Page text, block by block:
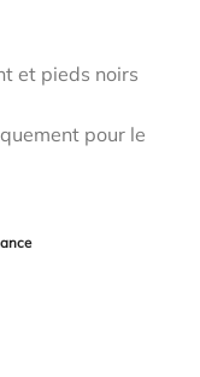
et pieds noirs
pour le